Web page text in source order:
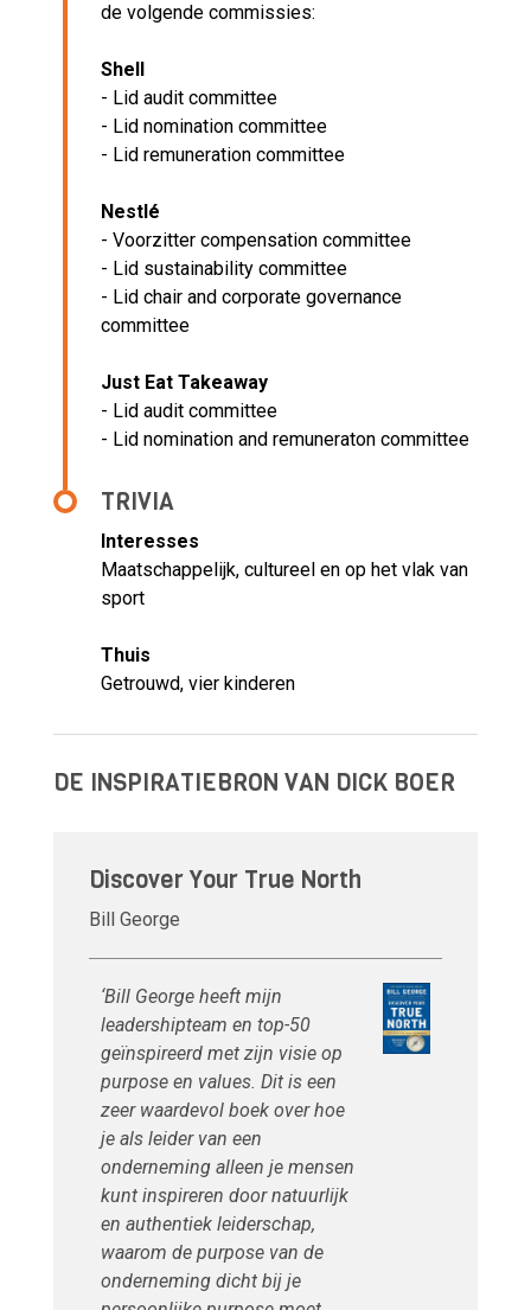
de volgende commissies:
Shell
- Lid audit committee
- Lid nomination committee
- Lid remuneration committee
Nestlé
- Voorzitter compensation committee
- Lid sustainability committee
- Lid chair and corporate governance
committee
Just Eat Takeaway
- Lid audit committee
- Lid nomination and remuneraton committee
TRIVIA
Interesses
Maatschappelijk, cultureel en op het vlak van
sport
Thuis
Getrouwd, vier kinderen
DE INSPIRATIEBRON VAN DICK BOER
Discover Your True North
Bill George
‘Bill George heeft mijn
leadershipteam en top-50
geïnspireerd met zijn visie op
purpose en values. Dit is een
zeer waardevol boek over hoe
je als leider van een
onderneming alleen je mensen
kunt inspireren door natuurlijk
en authentiek leiderschap,
waarom de purpose van de
onderneming dicht bij je